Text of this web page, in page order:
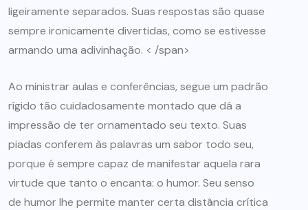
ligeiramente separados. Suas respostas são quase
sempre ironicamente divertidas, como se estivesse
armando uma adivinhação. < /span>
Ao ministrar aulas e conferências, segue um padrão
rígido tão cuidadosamente montado que dá a
impressão de ter ornamentado seu texto. Suas
piadas conferem às palavras um sabor todo seu,
porque é sempre capaz de manifestar aquela rara
virtude que tanto o encanta: o humor. Seu senso
de humor lhe permite manter certa distância crítica